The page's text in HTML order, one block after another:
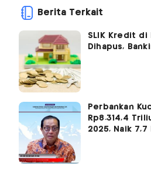
Berita Terkait
SLIK Kredit di
Dihapus,
Perbankan
Rp8.314,4
2025, Naik 7,7